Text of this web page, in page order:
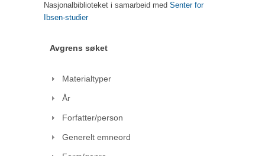
Nasjonalbiblioteket i samarbeid med Senter for
Ibsen-studier
Avgrens søket
Materialtyper
År
Forfatter/person
Generelt emneord